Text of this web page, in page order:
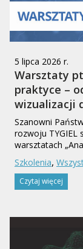
5 lipca 2026 r.
Warsztaty
praktyce –
wizualizacji
Szanowni
rozwoju TYGIEL
warsztatach
Szkolenia,
Czytaj więcej